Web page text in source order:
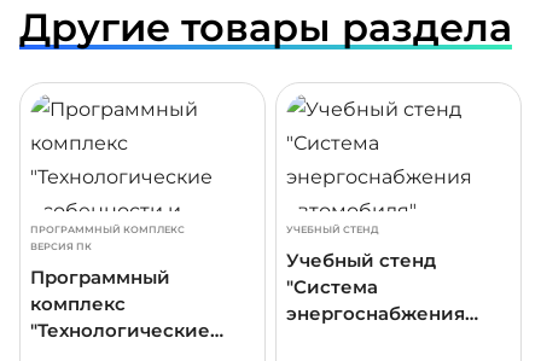
Другие товары раздела
ПРОГРАММНЫЙ КОМПЛЕКС
ВЕРСИЯ ПК
Программный
комплекс
"Технологические
УЧЕБНЫЙ СТЕНД
Учебный стенд
"Система
энергоснабжения
ПОДРОБНЕЕ